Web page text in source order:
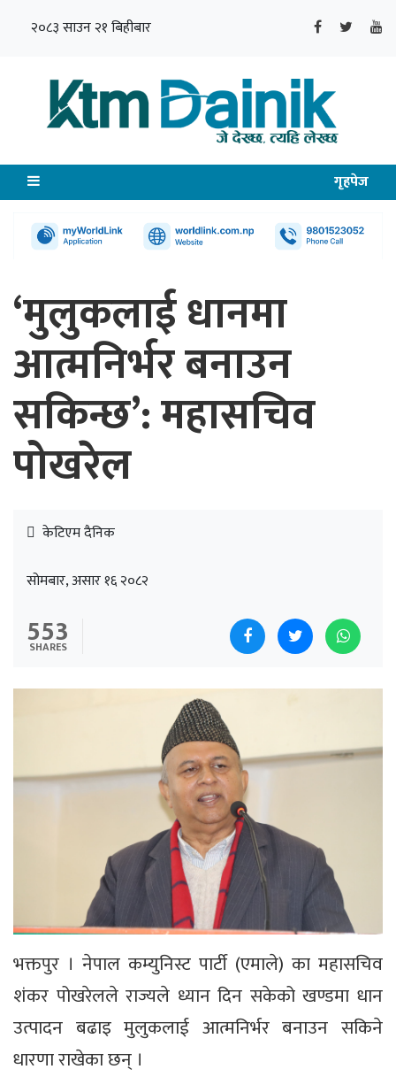
२०८३ साउन २१ बिहीबार
गृहपेज
‘मुलुकलाई धानमा
आत्मनिर्भर बनाउन
सकिन्छ’: महासचिव
पोखरेल
केटिएम दैनिक
सोमबार, असार १६ २०८२
553
SHARES
भक्तपुर । नेपाल कम्युनिस्ट पार्टी (एमाले) का महासचिव
शंकर पोखरेलले राज्यले ध्यान दिन सकेको खण्डमा धान
उत्पादन बढाइ मुलुकलाई आत्मनिर्भर बनाउन सकिने
धारणा राखेका छन् ।